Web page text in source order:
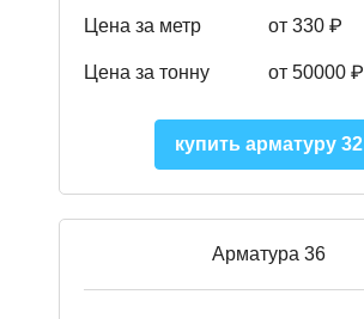
Цена за метр от 330 ₽
Цена за тонну от 50000 ₽
купить арматуру 32
Арматура 36